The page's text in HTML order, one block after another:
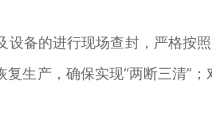
备的进行现场查封，严格按
生产，确保实现“两断三清”